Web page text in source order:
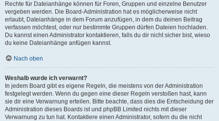
Rechte für Dateianhänge können für Foren, Gruppen und einzelne Benutzer
vergeben werden. Die Board-Administration hat es möglicherweise nicht
erlaubt, Dateianhänge in dem Forum anzufügen, in dem du deinen Beitrag
verfassen möchtest, oder nur bestimmte Gruppen dürfen Dateien hochladen.
Du kannst einen Administrator kontaktieren, falls du dir nicht sicher bist, wieso
du keine Dateianhänge anfügen kannst.
Nach oben
Weshalb wurde ich verwarnt?
In jedem Board gibt es eigene Regeln, die meistens von der Administration
festgelegt werden. Wenn du gegen eine dieser Regeln verstoßen hast, kann
sie dir eine Verwarnung erteilen. Bitte beachte, dass dies die Entscheidung der
Administration dieses Boards ist und phpBB Limited nichts mit dieser
Verwarnung zu tun hat. Kontaktiere einen Administrator, sofern du die nicht